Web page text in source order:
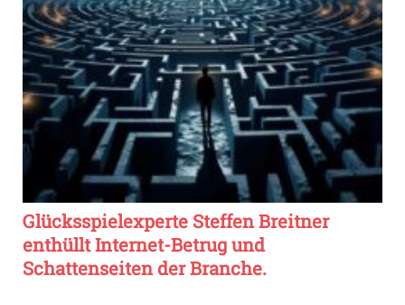
Glücksspielexperte Steffen Breitner
enthüllt Internet-Betrug und
Schattenseiten der Branche.